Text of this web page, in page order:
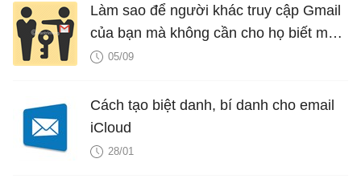
Làm sao để người khác truy cập Gmail
của bạn mà không cần cho họ biết mật
khẩu?
05/09
Cách tạo biệt danh, bí danh cho email
iCloud
28/01